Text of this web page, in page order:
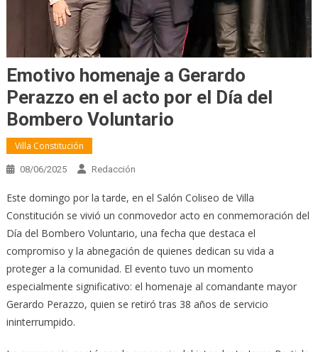
Emotivo homenaje a Gerardo
Perazzo en el acto por el Día del
Bombero Voluntario
Villa Constitución
08/06/2025 Redacción
Este domingo por la tarde, en el Salón Coliseo de Villa
Constitución se vivió un conmovedor acto en conmemoración del
Día del Bombero Voluntario, una fecha que destaca el
compromiso y la abnegación de quienes dedican su vida a
proteger a la comunidad. El evento tuvo un momento
especialmente significativo: el homenaje al comandante mayor
Gerardo Perazzo, quien se retiró tras 38 años de servicio
ininterrumpido.